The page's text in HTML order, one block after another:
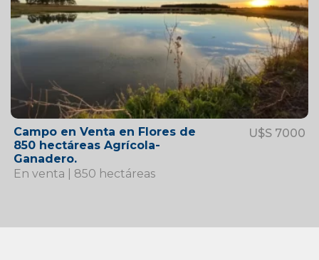
Campo en Venta en Flores de
850 hectáreas Agrícola-
Ganadero.
U$S 7000
En venta | 850 hectáreas